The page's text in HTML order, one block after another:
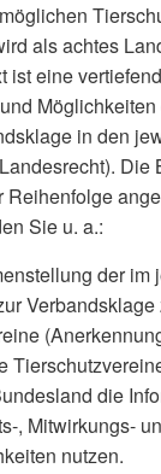
als achtes
ist eine
Möglichkeiten
in den
Die
Reihenfolge
Sie u. a.:
der im
die
, Mitwirkungs-
nutzen.